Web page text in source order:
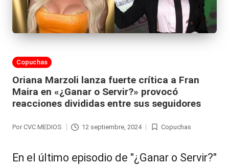
Publicada
Copuchas
Oriana Marzoli lanza fuerte crítica a Fran
Maira en «¿Ganar o Servir?» provocó
reacciones divididas entre sus seguidores
Por CVC MEDIOS 12 septiembre, 2024
Publicada
Copuchas
En el último episodio de "¿Ganar o Servir?"